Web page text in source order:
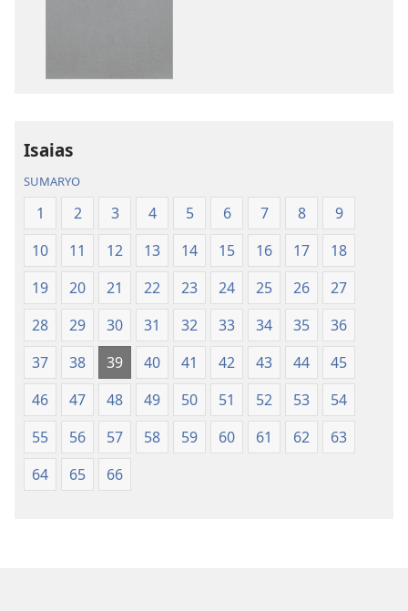
Balaang
Kasulatan
(Gihubad
Gikan
sa
2013
nga
Rebisadong
Edisyon
New
World
Balaang
Kasulatan
(Gihubad
Gikan
sa
2013
nga
Rebisadong
Edisyon
New
World
Isaias
SUMARYO
1 2 3 4 5 6 7 8
9
10
11 12 13 14 15 16 17
18
19
20 21 22 23 24 25 26
27
28
29 30 31 32 33 34 35
36
37
38 39 40 41 42 43 44
45
46
47 48 49 50 51 52 53
54
55
56 57 58 59 60 61 62
63
64
65 66